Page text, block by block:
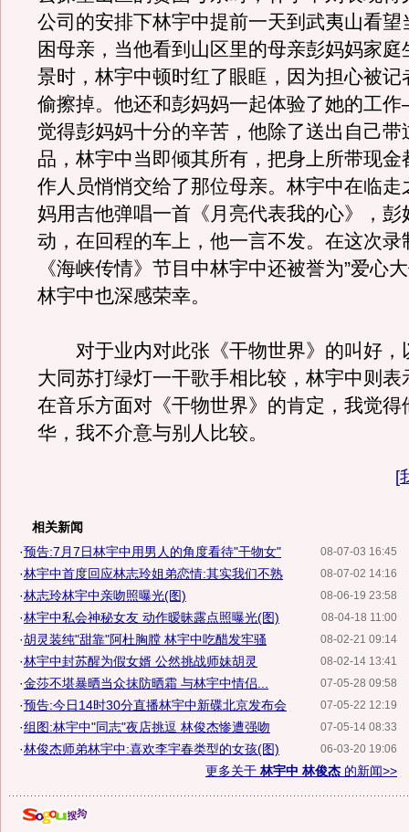
公司的安排下林宇中提前一天到武夷山看望
困母亲，当他看到山区里的母亲彭妈妈家庭
景时，林宇中顿时红了眼眶，因为担心被记
偷擦掉。他还和彭妈妈一起体验了她的工
觉得彭妈妈十分的辛苦，他除了送出自己带
品，林宇中当即倾其所有，把身上所带现金
作人员悄悄交给了那位母亲。林宇中在临走
妈用吉他弹唱一首《月亮代表我的心》，彭
动，在回程的车上，他一言不发。在这次录
《海峡传情》节目中林宇中还被誉为”爱心
林宇中也深感荣幸。
对于业内对此张《干物世界》的叫好，
大同苏打绿灯一干歌手相比较，林宇中则表
在音乐方面对《干物世界》的肯定，我觉得
华，我不介意与别人比较。
[
相关新闻
08-07-03 16:45
·预告:7月7日林宇中用男人的角度看待"干物女"
08-07-02 14:16
·林宇中首度回应林志玲姐弟恋情:其实我们不熟
08-06-19 23:58
·林志玲林宇中亲吻照曝光(图)
08-04-18 11:00
·林宇中私会神秘女友 动作暧昧露点照曝光(图)
08-02-21 09:14
·胡灵装纯"甜靠"阿杜胸膛 林宇中吃醋发牢骚
08-02-14 13:41
·林宇中封苏醒为假女婿 公然挑战师妹胡灵
07-05-28 09:58
·金莎不堪暴晒当众抹防晒霜 与林宇中情侣...
07-05-22 12:19
·预告:今日14时30分直播林宇中新碟北京发布会
07-05-14 08:33
·组图:林宇中"同志"夜店挑逗 林俊杰惨遭强吻
06-03-20 19:06
·林俊杰师弟林宇中:喜欢李宇春类型的女孩(图)
更多关于 林宇中 林俊杰 的新闻>>